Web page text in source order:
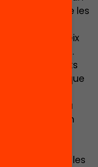
la qualitat de les
i,
reverteix
de l’alumnat.
procedents
que
l’impacte
diu aquesta
el treball en
i la
quina mesura
Com són les